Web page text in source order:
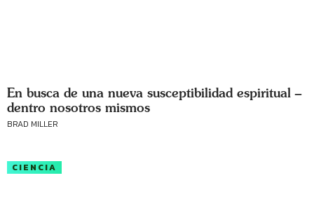
En busca de una nueva susceptibilidad espiritual –
dentro nosotros mismos
BRAD MILLER
CIENCIA